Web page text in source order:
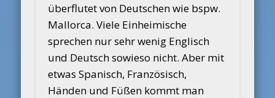
überflutet von Deutschen wie bspw.
Mallorca. Viele Einheimische
sprechen nur sehr wenig Englisch
und Deutsch sowieso nicht. Aber mit
etwas Spanisch, Französisch,
Händen und Füßen kommt man